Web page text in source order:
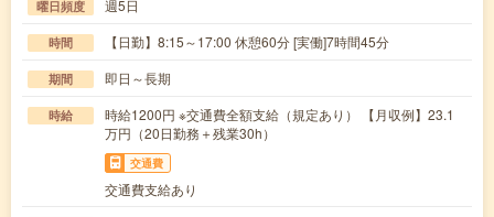
曜日頻度 週5日
時間 【日勤】8:15～17:00 休憩60分 [実働]7時間45分
期間 即日～長期
時給
時給1200円 ※交通費全額支給（規定あり） 【月収例】23.1
万円（20日勤務＋残業30h）
交通費
交通費支給あり